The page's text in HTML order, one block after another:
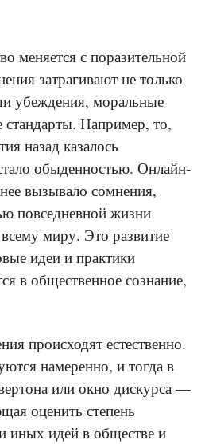
меняется с поразительной
затрагивают не только
убеждения, моральные
Например, то,
назад казалось
обыденностью. Онлайн-
вызывало сомнения,
повседневной жизни
миру. Это развитие
идеи и практики
в общественное сознание,
происходят естественно.
намеренно, и тогда в
или окно дискурса —
оценить степень
иных идей в обществе и